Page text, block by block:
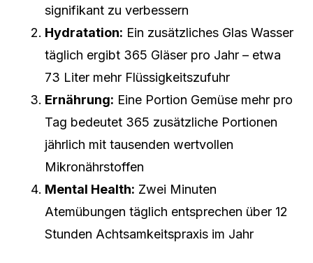
signifikant zu verbessern
Hydratation: Ein zusätzliches Glas Wasser
täglich ergibt 365 Gläser pro Jahr – etwa
73 Liter mehr Flüssigkeitszufuhr
Ernährung: Eine Portion Gemüse mehr pro
Tag bedeutet 365 zusätzliche Portionen
jährlich mit tausenden wertvollen
Mikronährstoffen
Mental Health: Zwei Minuten
Atemübungen täglich entsprechen über 12
Stunden Achtsamkeitspraxis im Jahr